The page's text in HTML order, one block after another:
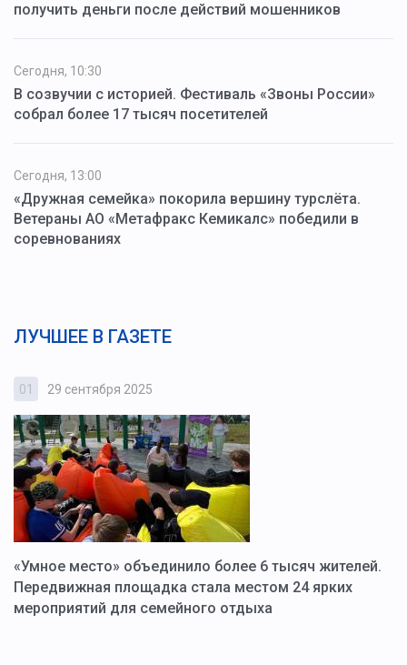
получить деньги после действий мошенников
Сегодня, 10:30
В созвучии с историей. Фестиваль «Звоны России»
собрал более 17 тысяч посетителей
Сегодня, 13:00
«Дружная семейка» покорила вершину турслёта.
Ветераны АО «Метафракс Кемикалс» победили в
соревнованиях
ЛУЧШЕЕ В ГАЗЕТЕ
01 29 сентября 2025
«Умное место» объединило более 6 тысяч жителей.
Передвижная площадка стала местом 24 ярких
мероприятий для семейного отдыха